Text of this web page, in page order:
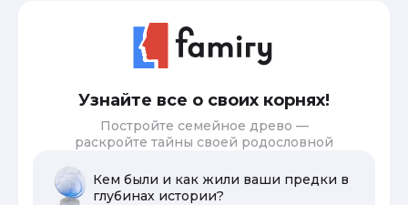
Узнайте все о своих корнях!
Постройте семейное древо —
раскройте тайны своей родословной
Кем были и как жили ваши предки в
глубинах истории?